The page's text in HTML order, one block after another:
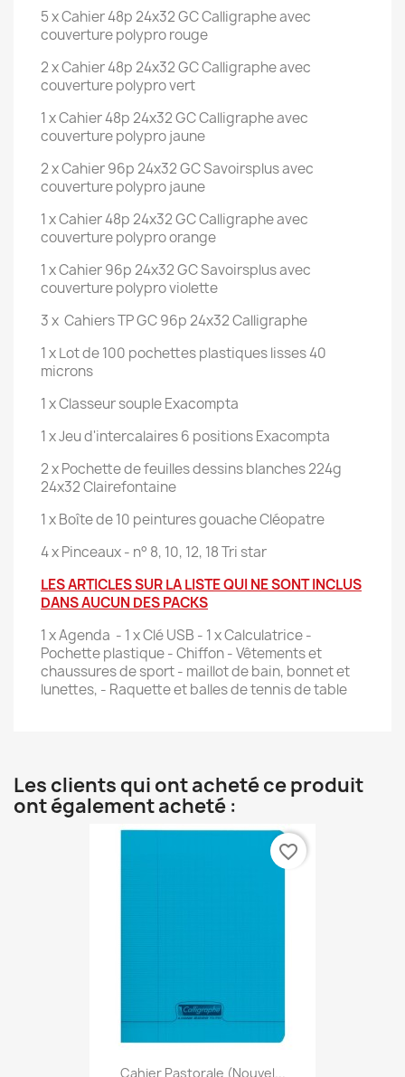
5 x Cahier 48p 24x32 GC Calligraphe avec
couverture polypro rouge
2 x Cahier 48p 24x32 GC Calligraphe avec
couverture polypro vert
1 x Cahier 48p 24x32 GC Calligraphe avec
couverture polypro jaune
2 x Cahier 96p 24x32 GC Savoirsplus avec
couverture polypro jaune
1 x Cahier 48p 24x32 GC Calligraphe avec
couverture polypro orange
1 x Cahier 96p 24x32 GC Savoirsplus avec
couverture polypro violette
3 x Cahiers TP GC 96p 24x32 Calligraphe
1 x Lot de 100 pochettes plastiques lisses 40
microns
1 x Classeur souple Exacompta
1 x Jeu d'intercalaires 6 positions Exacompta
2 x Pochette de feuilles dessins blanches 224g
24x32 Clairefontaine
1 x Boîte de 10 peintures gouache Cléopatre
4 x Pinceaux - n° 8, 10, 12, 18 Tri star
LES ARTICLES SUR LA LISTE QUI NE SONT INCLUS
DANS AUCUN DES PACKS
1 x Agenda - 1 x Clé USB - 1 x Calculatrice -
Pochette plastique - Chiffon - Vêtements et
chaussures de sport - maillot de bain, bonnet et
lunettes, - Raquette et balles de tennis de table
Les clients qui ont acheté ce produit
ont également acheté :
Cahier Pastorale (nouvel...
favorite_border